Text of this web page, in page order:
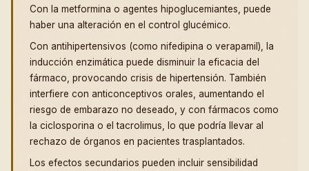
Con la metformina o agentes hipoglucemiantes, puede
haber una alteración en el control glucémico.
Con antihipertensivos (como nifedipina o verapamil), la
inducción enzimática puede disminuir la eficacia del
fármaco, provocando crisis de hipertensión. También
interfiere con anticonceptivos orales, aumentando el
riesgo de embarazo no deseado, y con fármacos como
la ciclosporina o el tacrolimus, lo que podría llevar al
rechazo de órganos en pacientes trasplantados.
Los efectos secundarios pueden incluir sensibilidad